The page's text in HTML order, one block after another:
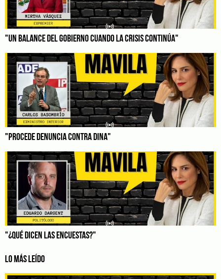
"UN BALANCE DEL GOBIERNO CUANDO LA CRISIS CONTINÚA"
"PROCEDE DENUNCIA CONTRA DINA"
"¿QUÉ DICEN LAS ENCUESTAS?"
LO MÁS LEÍDO